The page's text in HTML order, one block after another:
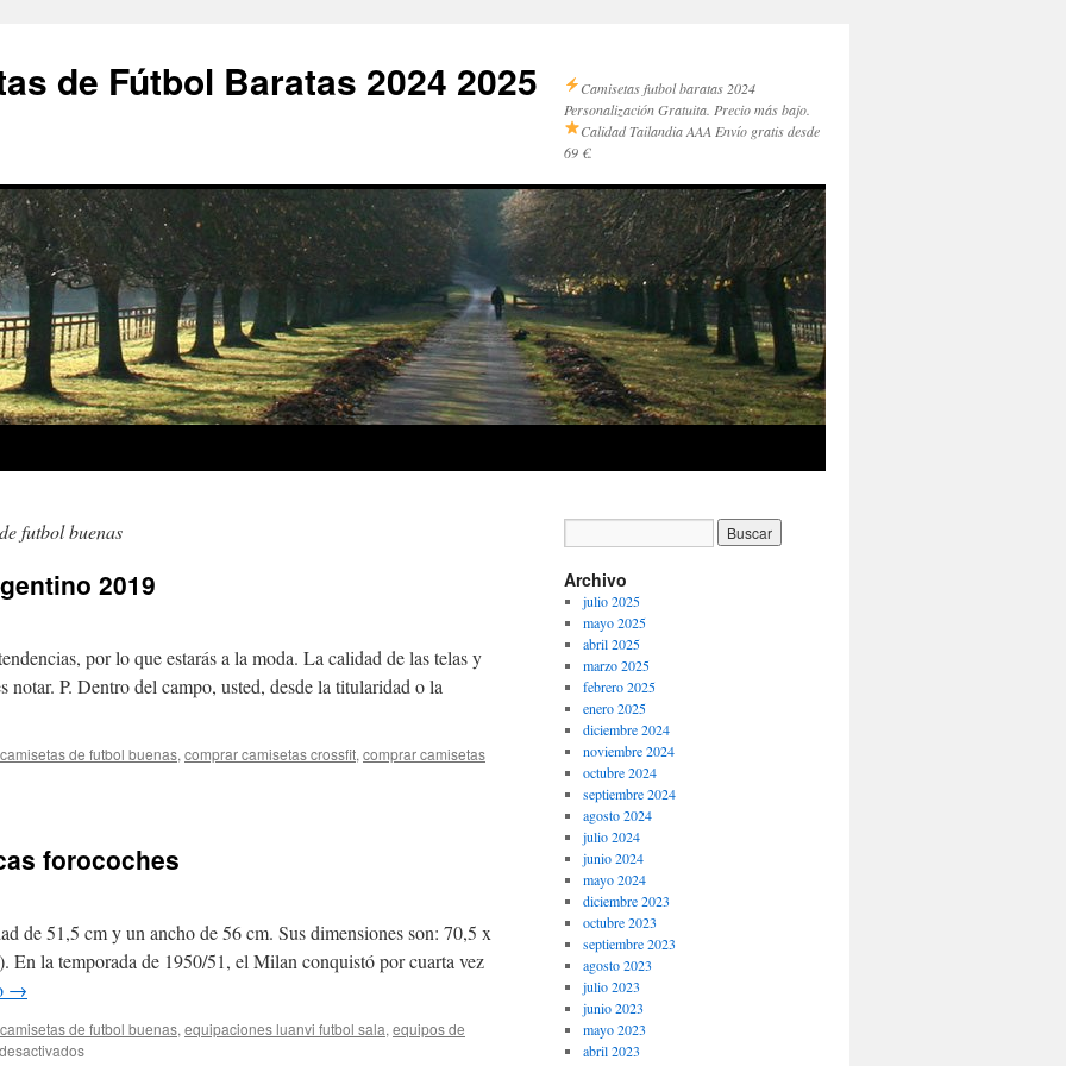
de Fútbol Baratas 2024 2025
Camisetas futbol baratas 2024
Personalización Gratuita. Precio más bajo.
Calidad Tailandia AAA Envío gratis desde
69 €.
futbol buenas
2019
por lo que estarás a la moda. La calidad de las telas y
notar. P. Dentro del campo, usted, desde la titularidad o la
camisetas de futbol buenas, comprar camisetas crossfit, comprar camisetas
forocoches
de 51,5 cm y un ancho de 56 cm. Sus dimensiones son: 70,5 x
la temporada de 1950/51, el Milan conquistó por cuarta vez
→
camisetas de futbol buenas, equipaciones luanvi futbol sala, equipos de
en
Archivo
julio 2025
mayo 2025
abril 2025
marzo 2025
febrero 2025
enero 2025
diciembre 2024
noviembre 2024
octubre 2024
septiembre 2024
agosto 2024
julio 2024
junio 2024
mayo 2024
diciembre 2023
octubre 2023
septiembre 2023
agosto 2023
julio 2023
junio 2023
mayo 2023
abril 2023